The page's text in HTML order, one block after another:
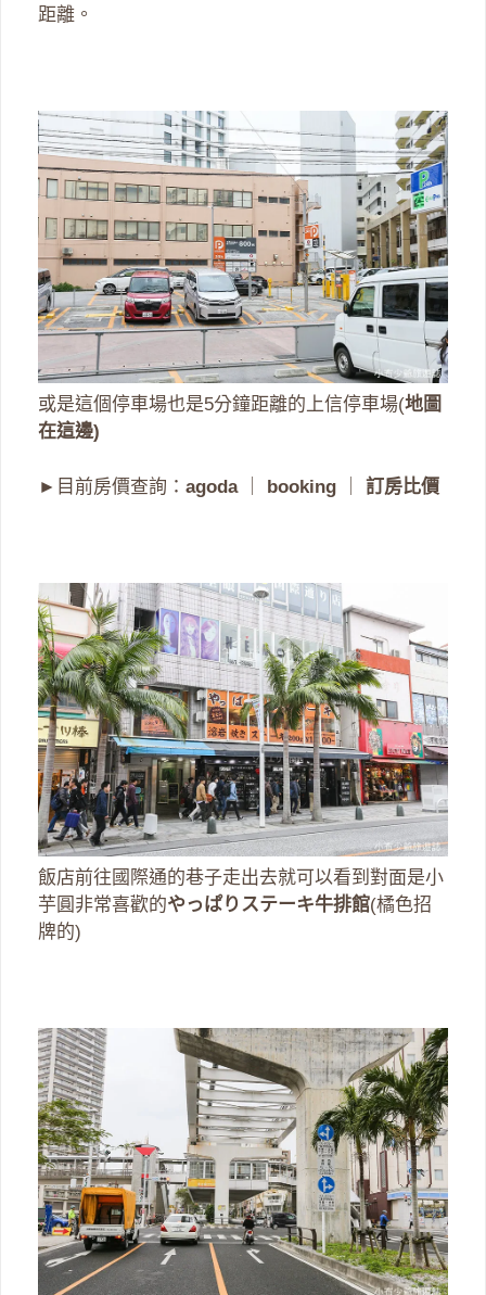
距離。
或是這個停車場也是5分鐘距離的上信停車場(地圖
在這邊)
►目前房價查詢： agoda｜ booking 訂房比價
飯店前往國際通的巷子走出去就可以看到對面是小
芋圓非常喜歡的やっぱりステーキ牛排館(橘色招
牌的)